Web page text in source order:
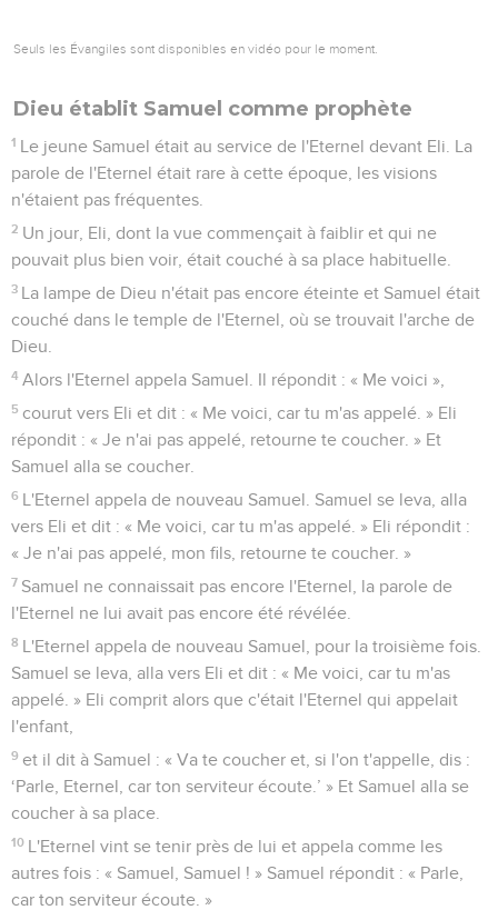
Seuls les Évangiles sont disponibles en vidéo pour le moment.
Dieu établit Samuel comme prophète
1 Le jeune Samuel était au service de l'Eternel devant Eli. La
parole de l'Eternel était rare à cette époque, les visions
n'étaient pas fréquentes.
2 Un jour, Eli, dont la vue commençait à faiblir et qui ne
pouvait plus bien voir, était couché à sa place habituelle.
3 La lampe de Dieu n'était pas encore éteinte et Samuel était
couché dans le temple de l'Eternel, où se trouvait l'arche de
Dieu.
4 Alors l'Eternel appela Samuel. Il répondit : « Me voici »,
5 courut vers Eli et dit : « Me voici, car tu m'as appelé. » Eli
répondit : « Je n'ai pas appelé, retourne te coucher. » Et
Samuel alla se coucher.
6 L'Eternel appela de nouveau Samuel. Samuel se leva, alla
vers Eli et dit : « Me voici, car tu m'as appelé. » Eli répondit :
« Je n'ai pas appelé, mon fils, retourne te coucher. »
7 Samuel ne connaissait pas encore l'Eternel, la parole de
l'Eternel ne lui avait pas encore été révélée.
8 L'Eternel appela de nouveau Samuel, pour la troisième fois.
Samuel se leva, alla vers Eli et dit : « Me voici, car tu m'as
appelé. » Eli comprit alors que c'était l'Eternel qui appelait
l'enfant,
9 et il dit à Samuel : « Va te coucher et, si l'on t'appelle, dis :
‘Parle, Eternel, car ton serviteur écoute.’ » Et Samuel alla se
coucher à sa place.
10 L'Eternel vint se tenir près de lui et appela comme les
autres fois : « Samuel, Samuel ! » Samuel répondit : « Parle,
car ton serviteur écoute. »